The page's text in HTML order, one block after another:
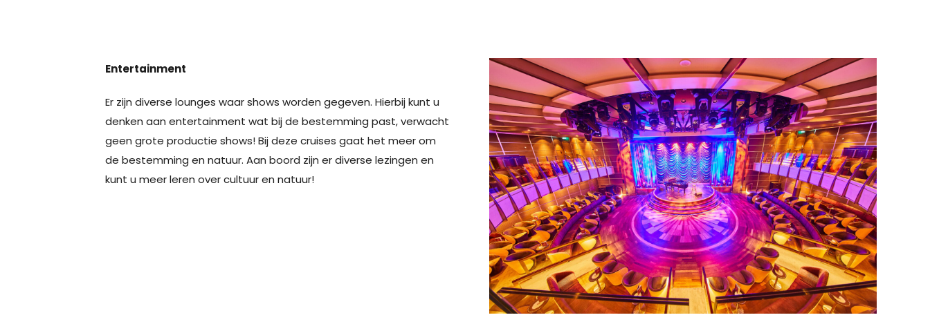
Entertainment
Er zijn diverse lounges waar shows worden gegeven. Hierbij kunt u
denken aan entertainment wat bij de bestemming past, verwacht
geen grote productie shows! Bij deze cruises gaat het meer om
de bestemming en natuur. Aan boord zijn er diverse lezingen en
kunt u meer leren over cultuur en natuur!